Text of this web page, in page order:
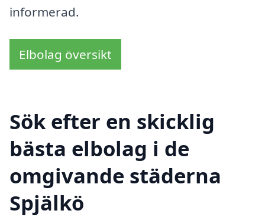
informerad.
Elbolag översikt
Sök efter en skicklig
bästa elbolag i de
omgivande städerna
Spjälkö